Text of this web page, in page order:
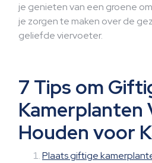
je genieten van een groene
je zorgen te maken over de
geliefde viervoeter.
7 Tips om
Kamerplanten
Houden voor
Plaats giftige